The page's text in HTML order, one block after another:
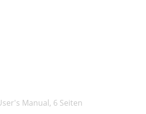
Manual, 6 Seiten